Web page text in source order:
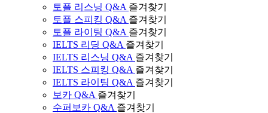
토플 리스닝 Q&A 즐겨찾기
토플 스피킹 Q&A 즐겨찾기
토플 라이팅 Q&A 즐겨찾기
IELTS 리딩 Q&A 즐겨찾기
IELTS 리스닝 Q&A 즐겨찾기
IELTS 스피킹 Q&A 즐겨찾기
IELTS 라이팅 Q&A 즐겨찾기
보카 Q&A 즐겨찾기
수퍼보카 Q&A 즐겨찾기